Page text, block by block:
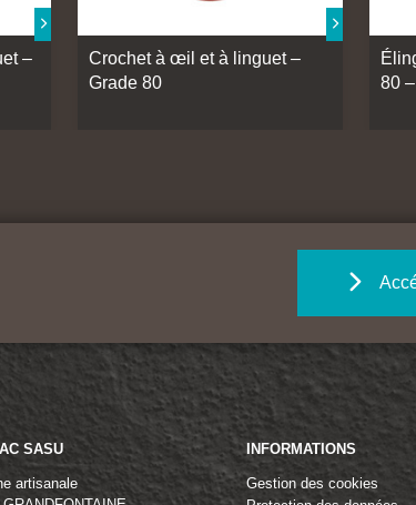
–
Crochet à œil et à linguet –
Grade 80
80
SASU
artisanale
INFORMATIONS
Gestion des cookies